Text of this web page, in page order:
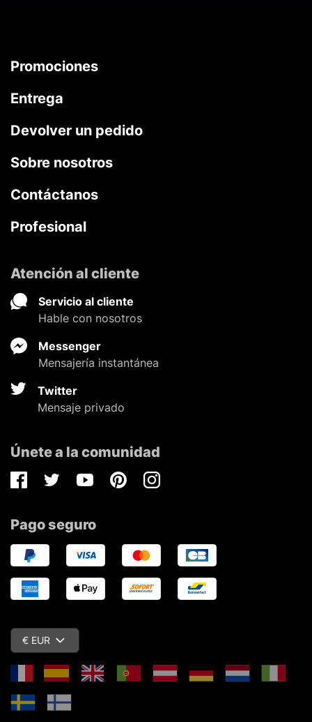
Promociones
Entrega
Devolver un pedido
Sobre nosotros
Contáctanos
Profesional
Atención al cliente
Servicio al cliente
Hable con nosotros
Messenger
Mensajería instantánea
Twitter
Mensaje privado
Únete a la comunidad
FacebookTwitterYoutubePinterestInstagram
Pago seguro
€ EUR